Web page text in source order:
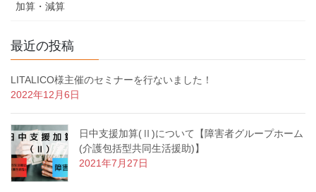
加算・減算
最近の投稿
LITALICO様主催のセミナーを行ないました！
2022年12月6日
日中支援加算(Ⅱ)について【障害者グループホーム
(介護包括型共同生活援助)】
2021年7月27日